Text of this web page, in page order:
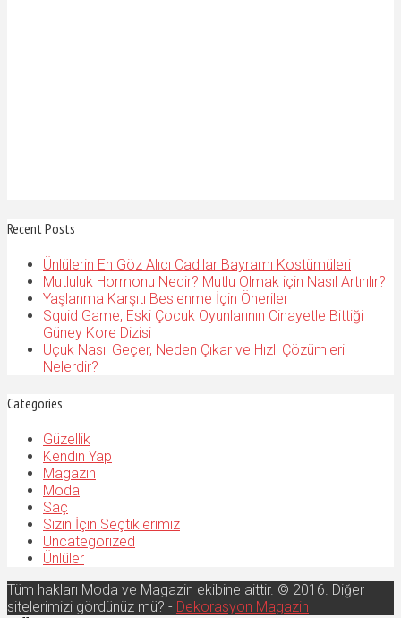
Recent Posts
Ünlülerin En Göz Alıcı Cadılar Bayramı Kostümüleri
Mutluluk Hormonu Nedir? Mutlu Olmak için Nasıl Artırılır?
Yaşlanma Karşıtı Beslenme İçin Öneriler
Squid Game, Eski Çocuk Oyunlarının Cinayetle Bittiği
Güney Kore Dizisi
Uçuk Nasıl Geçer, Neden Çıkar ve Hızlı Çözümleri
Nelerdir?
Categories
Güzellik
Kendin Yap
Magazin
Moda
Saç
Sizin İçin Seçtiklerimiz
Uncategorized
Ünlüler
Tüm hakları Moda ve Magazin ekibine aittir. © 2016. Diğer
sitelerimizi gördünüz mü? - Dekorasyon Magazin